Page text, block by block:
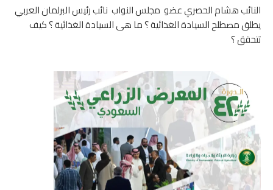
النائب هشام الحصري عضو مجلس النواب نائب رئيس البرلمان العربي
يطلق مصطلح السيادة الغذائية ؟ ما هى السيادة الغذائية ؟ كيف
تتحقق ؟